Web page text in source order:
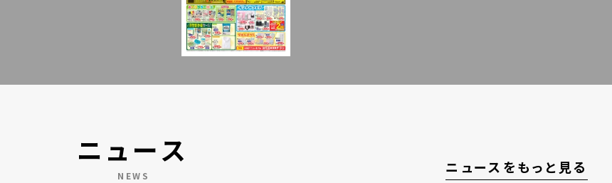
ニュース
NEWS ニュースをもっと見る